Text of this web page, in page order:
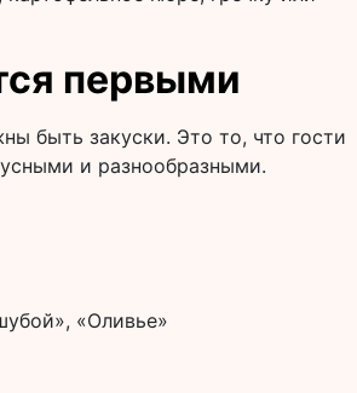
первыми
быть закуски. Это то, что гости
и разнообразными.
«Оливье»